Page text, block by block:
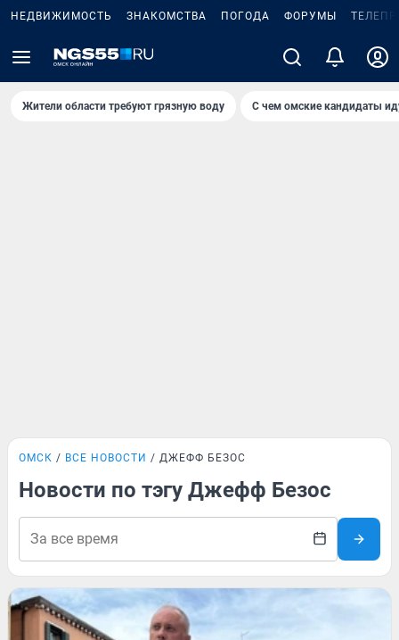
НЕДВИЖИМОСТЬ ЗНАКОМСТВА ПОГОДА ФОРУМЫ
Жители области требуют грязную воду С чем омские кандидаты
ОМСК ВСЕ НОВОСТИ ДЖЕФФ БЕЗОС
Новости по тэгу Джефф Безос